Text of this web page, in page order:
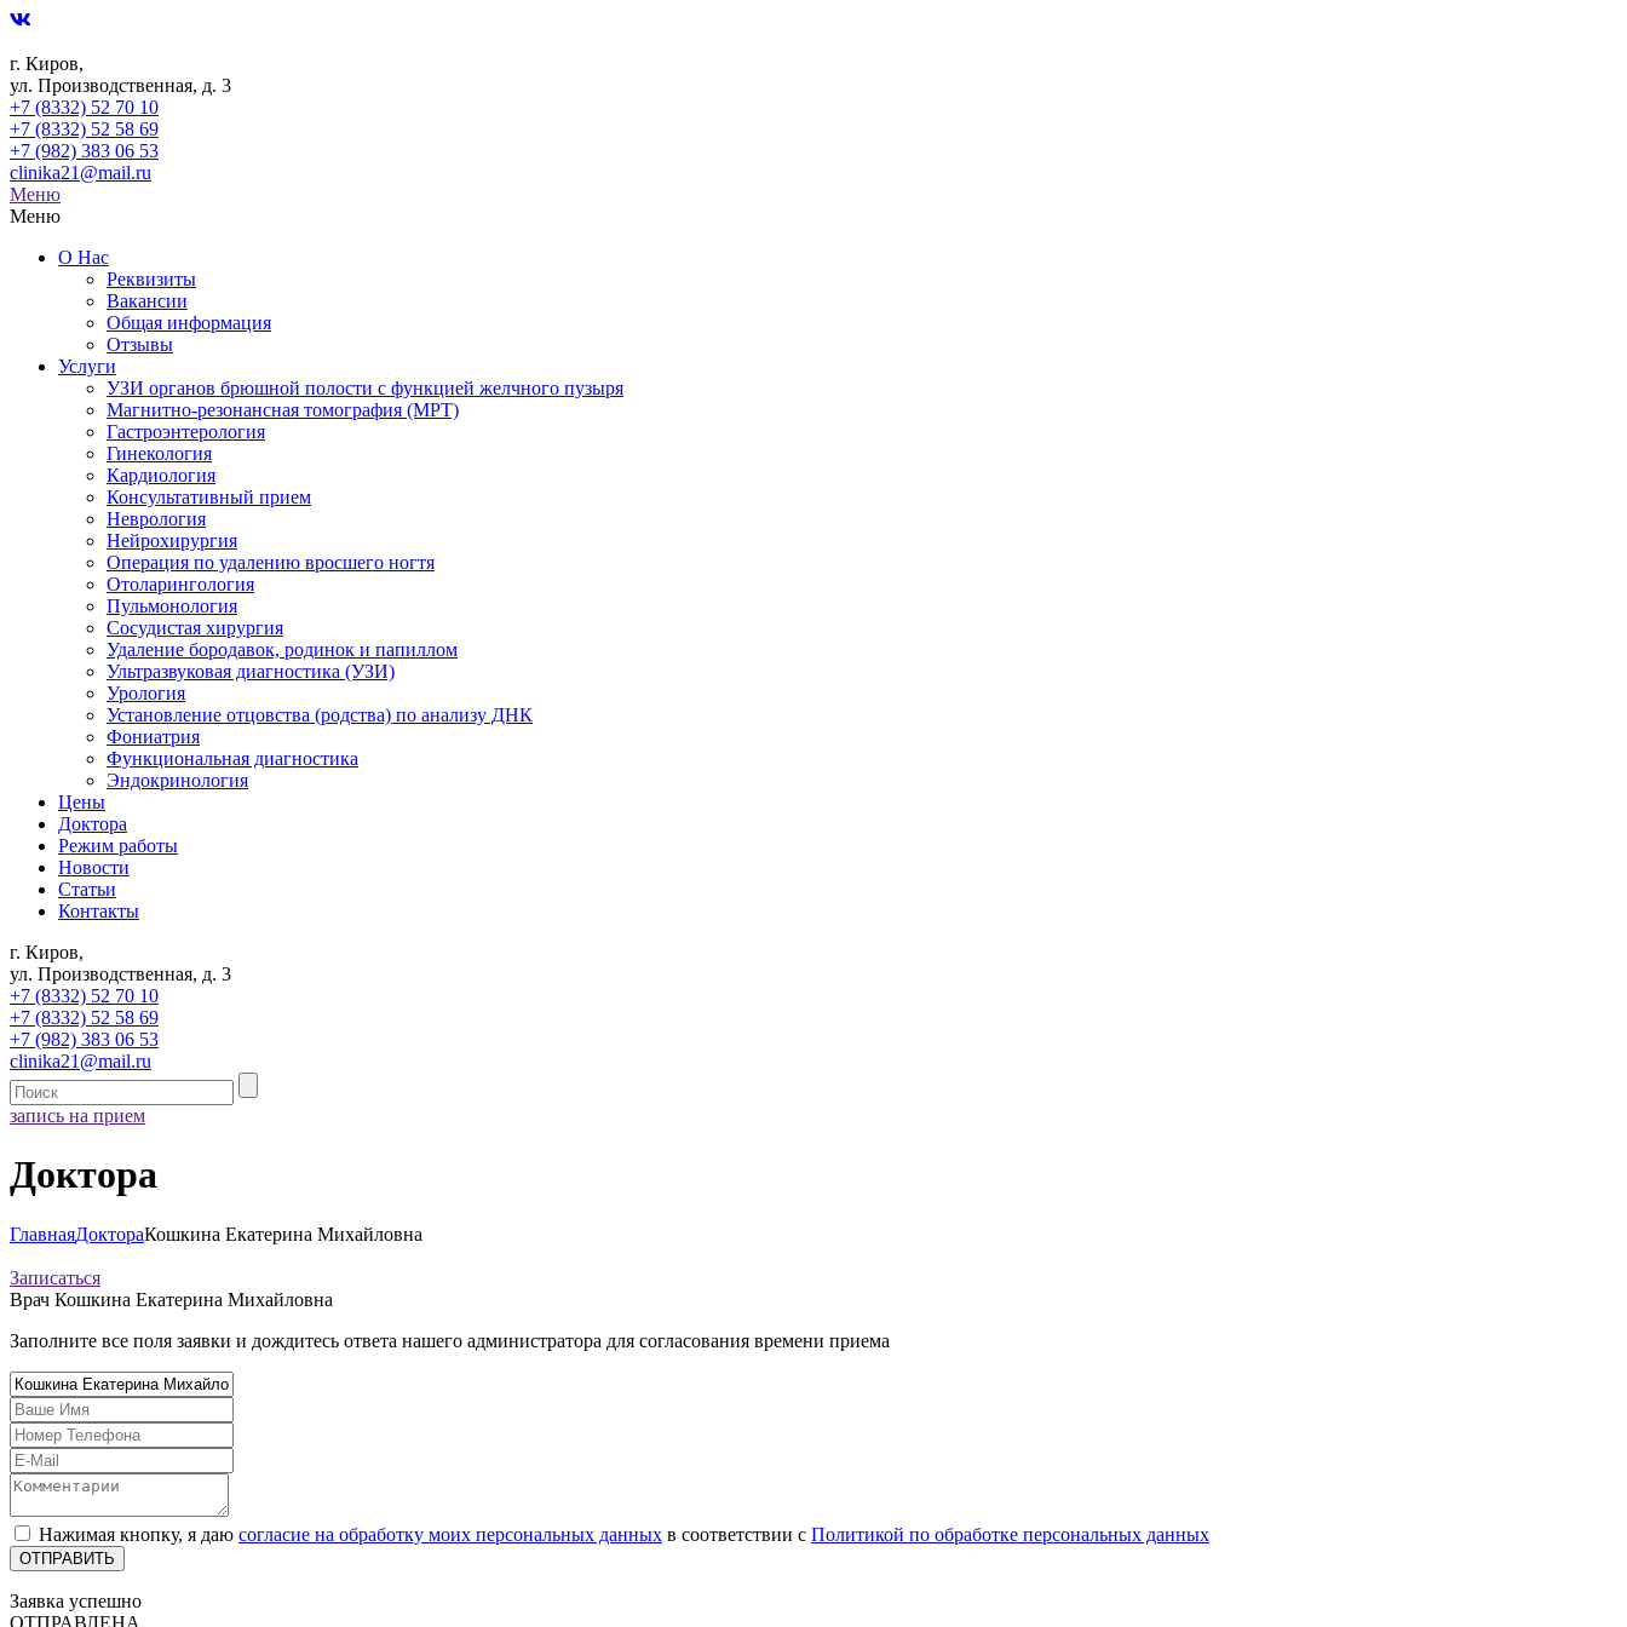
г. Киров,
ул. Производственная, д. 3
+7 (8332) 52 70 10
+7 (8332) 52 58 69
+7 (982) 383 06 53
clinika21@mail.ru
Меню
Меню
О Нас
Реквизиты
Вакансии
Общая информация
Отзывы
Услуги
УЗИ органов брюшной полости с функцией желчного пузыря
Магнитно-резонансная томография (МРТ)
Гастроэнтерология
Гинекология
Кардиология
Консультативный прием
Неврология
Нейрохирургия
Операция по удалению вросшего ногтя
Отоларингология
Пульмонология
Сосудистая хирургия
Удаление бородавок, родинок и папиллом
Ультразвуковая диагностика (УЗИ)
Урология
Установление отцовства (родства) по анализу ДНК
Фониатрия
Функциональная диагностика
Эндокринология
Цены
Доктора
Режим работы
Новости
Статьи
Контакты
г. Киров,
ул. Производственная, д. 3
+7 (8332) 52 70 10
+7 (8332) 52 58 69
+7 (982) 383 06 53
clinika21@mail.ru
запись на прием
Доктора
ГлавнаяДоктораКошкина Екатерина Михайловна
Записаться
Врач Кошкина Екатерина Михайловна
Заполните все поля заявки и дождитесь ответа нашего администратора для согласования времени приема
Нажимая кнопку, я даю согласие на обработку моих персональных данных в соответствии с Политикой по обработке персональных данных
Заявка успешно
ОТПРАВЛЕНА